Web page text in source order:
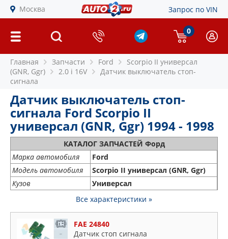
Москва Запрос по VIN
0
Главная Запчасти Ford
Scorpio II универсал
(GNR, Ggr)
2.0 i 16V
Датчик выключатель стоп-
сигнала
Датчик выключатель стоп-
сигнала Ford Scorpio II
универсал (GNR, Ggr) 1994 - 1998
КАТАЛОГ ЗАПЧАСТЕЙ Форд
Марка автомобиля
Ford
Модель автомобиля
Scorpio II универсал (GNR, Ggr)
Кузов
Универсал
Все характеристики »
FAE 24840
Датчик стоп сигнала